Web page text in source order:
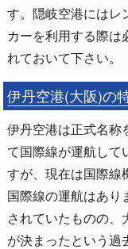
す。隠岐空港にはレ
カーを利用する際は
れておいて下さい。
伊丹空港(大阪)の
伊丹空港は正式名称
て国際線が運航して
すが、現在は国際線
国際線の運航はあり
されていたものの
が決まったという過